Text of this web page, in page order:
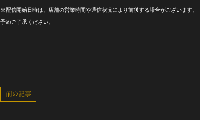
※配信開始日時は、店舗の営業時間や通信状況により前後する場合がございます。
予めご了承ください。
前の記事